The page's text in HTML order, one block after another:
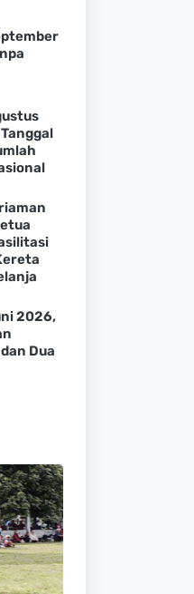
2026,
Dua